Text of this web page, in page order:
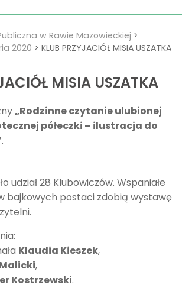
w Rawie Mazowieckiej >
2020 > KLUB PRZYJACIÓŁ MISIA USZATKA
MISIA USZATKA
„Rodzinne czytanie ulubionej
półeczki – ilustracja do
.
udział 28 Klubowiczów. Wspaniałe
bajkowych postaci zdobią wystawę
Klaudia Kieszek,
,
Kostrzewski.